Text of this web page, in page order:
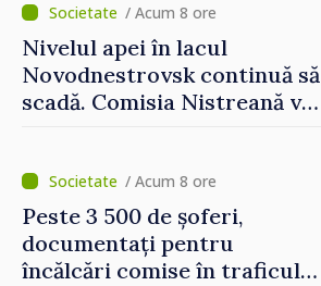
reprezentanta rezidentă a
PNUD în Republica Moldova,
Daniela Gasparikova
/ Acum 8 ore
Nivelul apei în lacul
Novodnestrovsk continuă să
scadă. Comisia Nistreană va
/ Acum 8 ore
Peste 3 500 de șoferi,
documentați pentru
încălcări comise în traficul